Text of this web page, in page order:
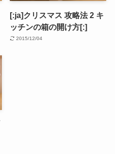
[:ja]クリスマス 攻略法 2 キ
ッチンの箱の開け方[:]
2015/12/04